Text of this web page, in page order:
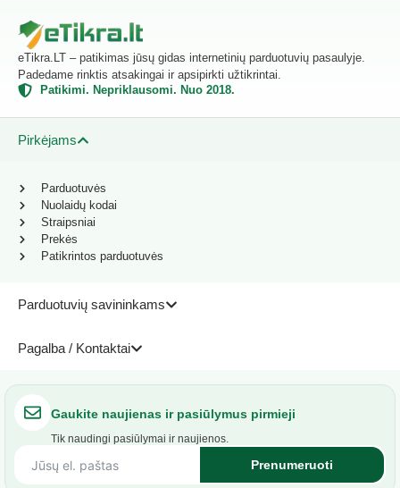
eTikra.LT – patikimas jūsų gidas internetinių parduotuvių pasaulyje.
Padedame rinktis atsakingai ir apsipirkti užtikrintai.
Patikimi. Nepriklausomi. Nuo 2018.
Pirkėjams
Parduotuvių savininkams
Pagalba / Kontaktai
Parduotuvės
Nuolaidų kodai
Straipsniai
Prekės
Patikrintos parduotuvės
Gaukite naujienas ir pasiūlymus pirmieji
Tik naudingi pasiūlymai ir naujienos.
Prenumeruoti